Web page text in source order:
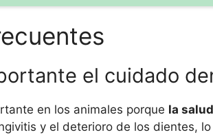
el cuidado
en los animales porque la
y el deterioro de los dientes,